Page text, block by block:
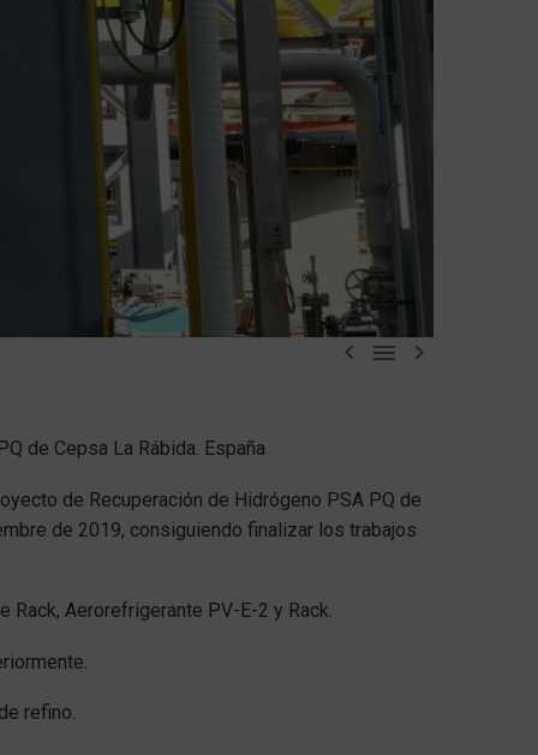
  
de Cepsa La Rábida. España
de Recuperación de Hidrógeno PSA PQ de
de 2019, consiguiendo finalizar los trabajos
Aerorefrigerante PV-E-2 y Rack.
refino.